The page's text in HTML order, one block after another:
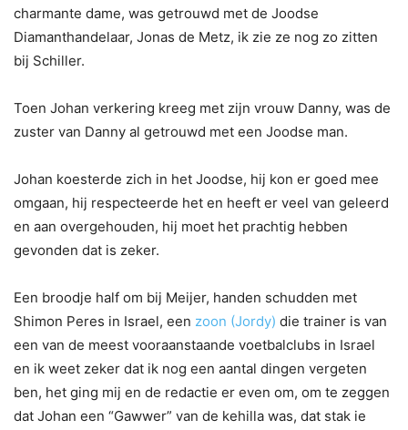
charmante dame, was getrouwd met de Joodse
Diamanthandelaar, Jonas de Metz, ik zie ze nog zo zitten
bij Schiller.
Toen Johan verkering kreeg met zijn vrouw Danny, was de
zuster van Danny al getrouwd met een Joodse man.
Johan koesterde zich in het Joodse, hij kon er goed mee
omgaan, hij respecteerde het en heeft er veel van geleerd
en aan overgehouden, hij moet het prachtig hebben
gevonden dat is zeker.
Een broodje half om bij Meijer, handen schudden met
Shimon Peres in Israel, een zoon (Jordy) die trainer is van
een van de meest vooraanstaande voetbalclubs in Israel
en ik weet zeker dat ik nog een aantal dingen vergeten
ben, het ging mij en de redactie er even om, om te zeggen
dat Johan een “Gawwer” van de kehilla was, dat stak ie